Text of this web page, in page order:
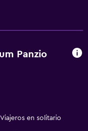
Panzio
Viajeros en solitario